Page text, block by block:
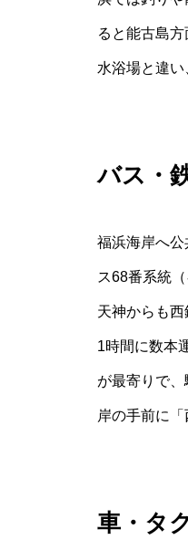
ると能古島
水浴場と違い
バス・
福浜海岸へ
ス68番系統
天神からも西
1時間に数本
が最寄りで
岸の手前に
車・タ